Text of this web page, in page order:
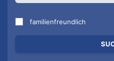
familienfreundlich